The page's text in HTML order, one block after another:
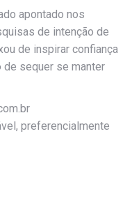
apontado nos
de intenção de
de inspirar confiança
de sequer se manter
preferencialmente